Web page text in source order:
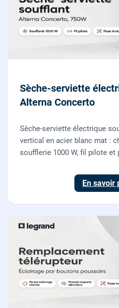
Sèche-serviette
Alterna Concerto
Sèche-serviette électrique
vertical en acier blanc mat :
soufflerie 1000 W, fil pilote
En savoir